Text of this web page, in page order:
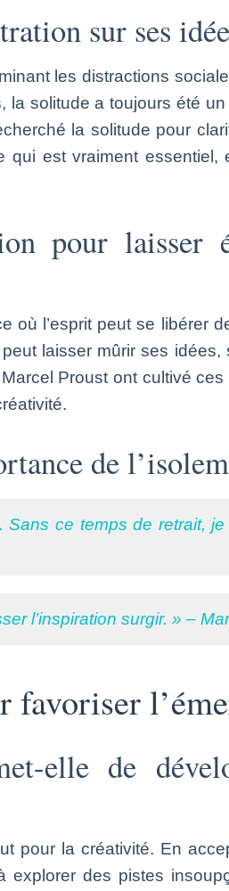
sur ses
les distractions
solitude a toujours été
la solitude pour
est vraiment
pour laisser
où l’esprit peut se libérer
laisser mûrir ses
Proust ont cultivé
de
ce temps de retrait,
l’inspiration surgir. » –
elle de
pour la créativité. En
des pistes